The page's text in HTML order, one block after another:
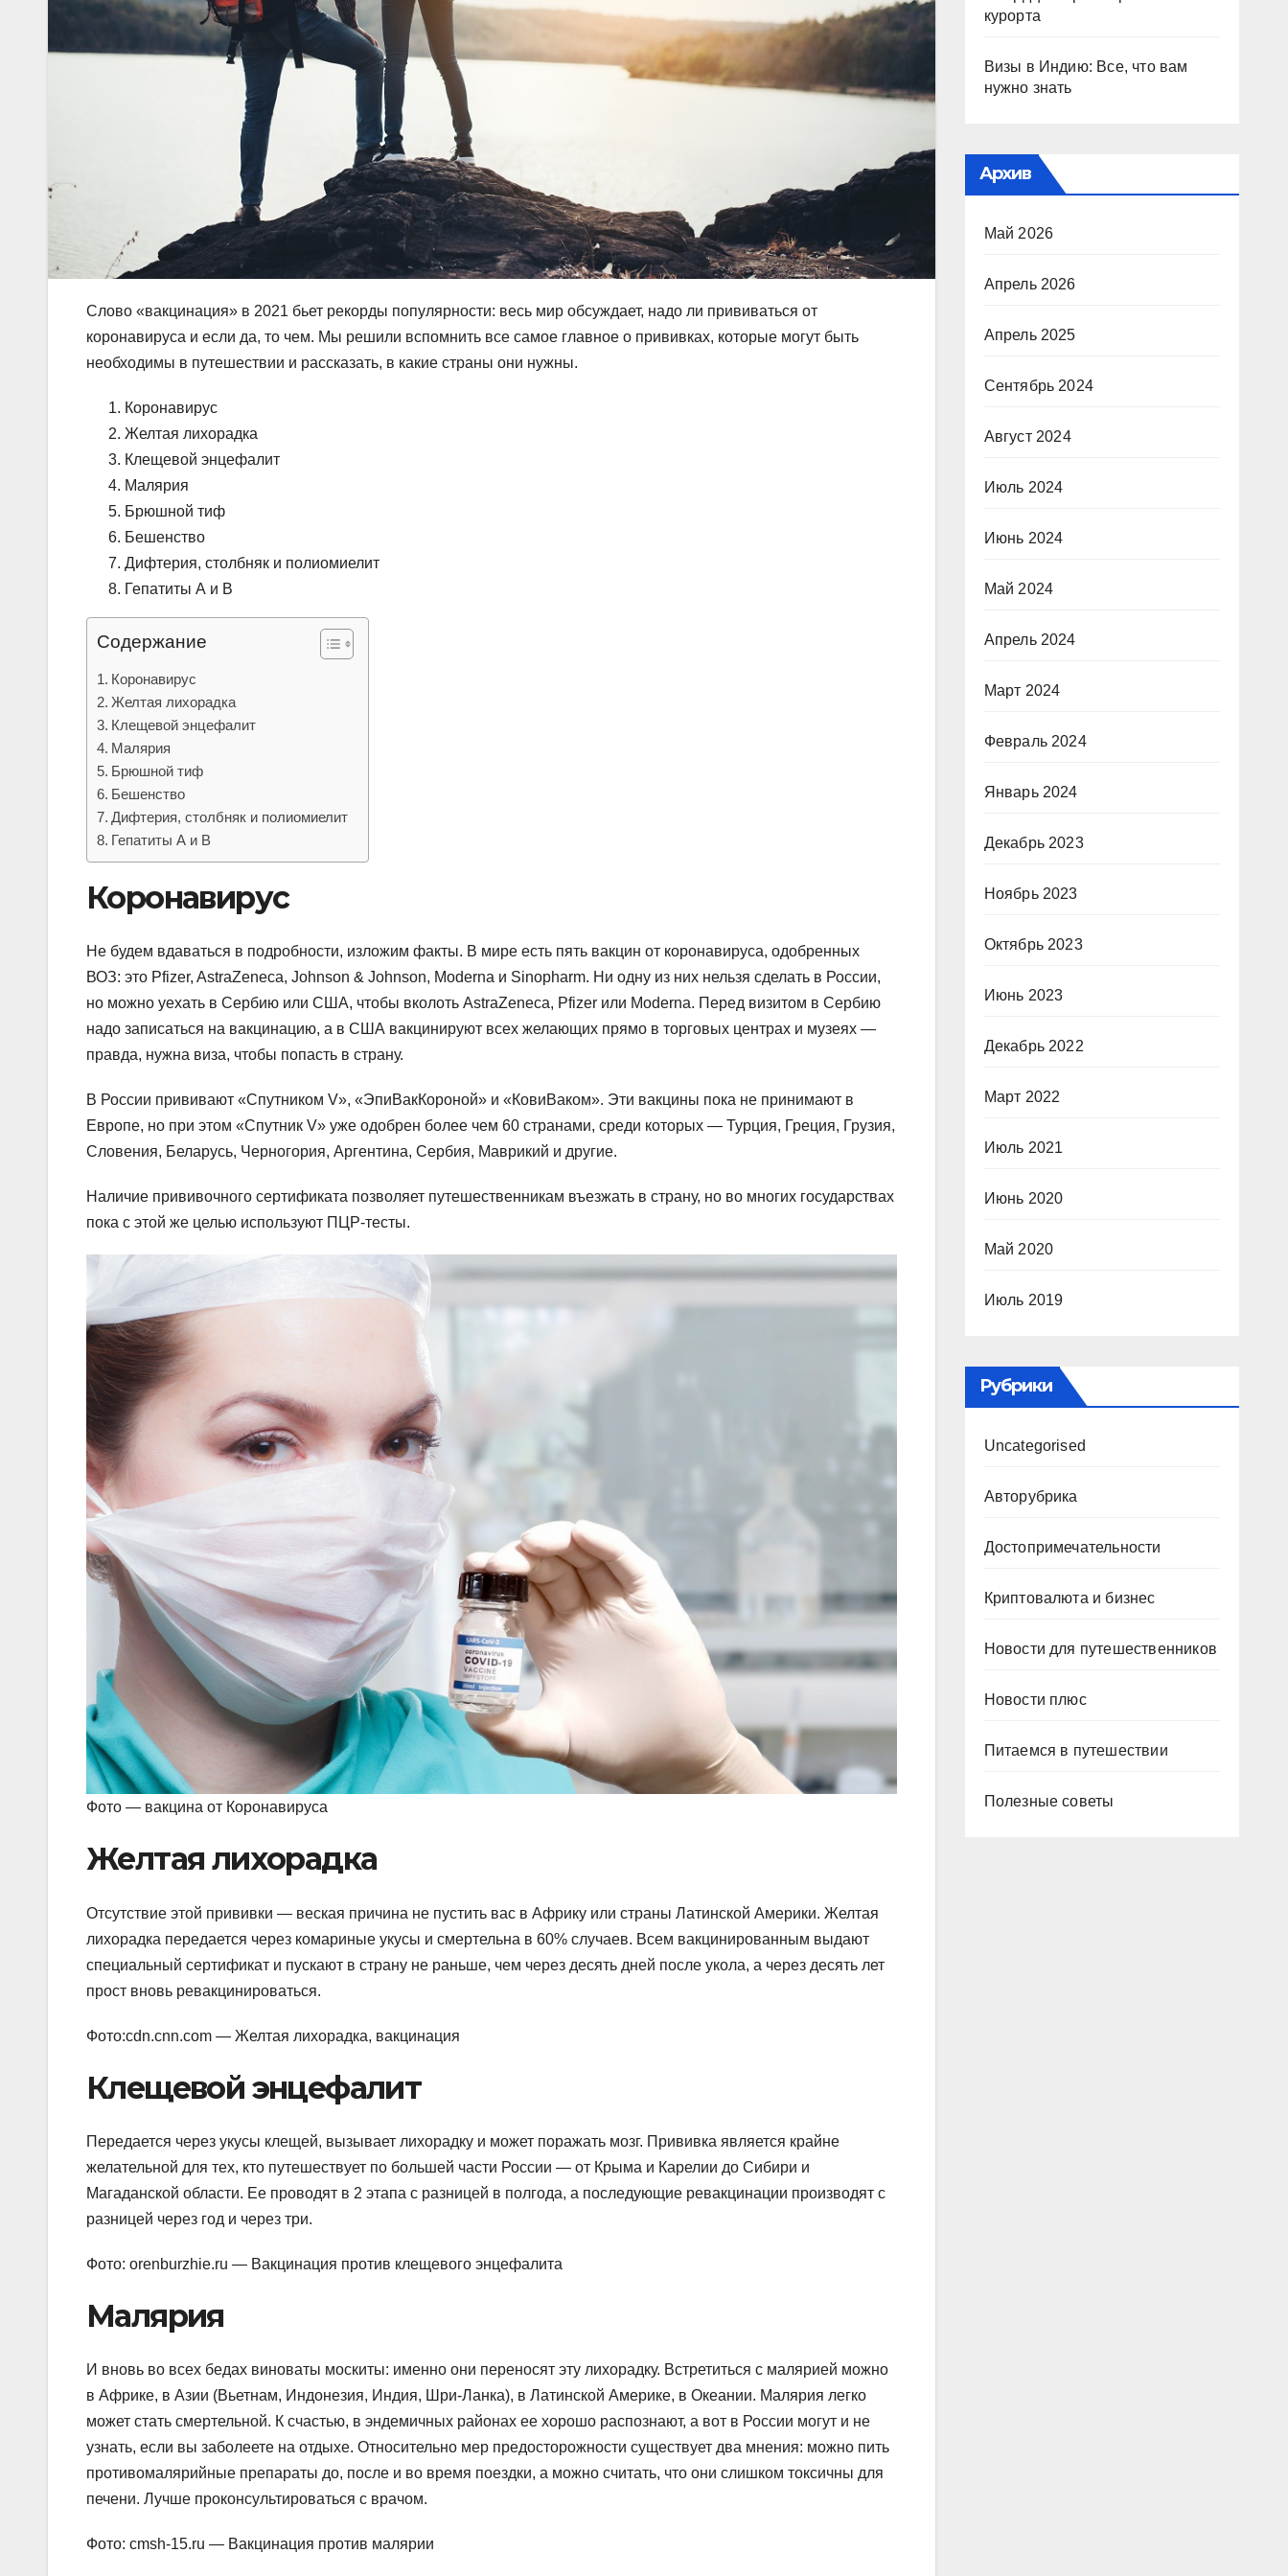
Слово «вакцинация» в 2021 бьет рекорды популярности: весь мир обсуждает, надо ли прививаться от
коронавируса и если да, то чем. Мы решили вспомнить все самое главное о прививках, которые могут быть
необходимы в путешествии и рассказать, в какие страны они нужны.
Коронавирус
Желтая лихорадка
Клещевой энцефалит
Малярия
Брюшной тиф
Бешенство
Дифтерия, столбняк и полиомиелит
Гепатиты А и В
Содержание
Коронавирус
Желтая лихорадка
Клещевой энцефалит
Малярия
Брюшной тиф
Бешенство
Дифтерия, столбняк и полиомиелит
Гепатиты А и В
Коронавирус
Не будем вдаваться в подробности, изложим факты. В мире есть пять вакцин от коронавируса, одобренных
ВОЗ: это Pfizer, AstraZeneca, Johnson & Johnson, Modernа и Sinopharm. Ни одну из них нельзя сделать в России,
но можно уехать в Сербию или США, чтобы вколоть AstraZeneca, Pfizer или Moderna. Перед визитом в Сербию
надо записаться на вакцинацию, а в США вакцинируют всех желающих прямо в торговых центрах и музеях —
правда, нужна виза, чтобы попасть в страну.
В России прививают «Спутником V», «ЭпиВакКороной» и «КовиВаком». Эти вакцины пока не принимают в
Европе, но при этом «Спутник V» уже одобрен более чем 60 странами, среди которых — Турция, Греция, Грузия,
Словения, Беларусь, Черногория, Аргентина, Сербия, Маврикий и другие.
Наличие прививочного сертификата позволяет путешественникам въезжать в страну, но во многих государствах
пока с этой же целью используют ПЦР-тесты.
Фото — вакцина от Коронавируса
Желтая лихорадка
Отсутствие этой прививки — веская причина не пустить вас в Африку или страны Латинской Америки. Желтая
лихорадка передается через комариные укусы и смертельна в 60% случаев. Всем вакцинированным выдают
специальный сертификат и пускают в страну не раньше, чем через десять дней после укола, а через десять лет
прост вновь ревакцинироваться.
Фото:cdn.cnn.com — Желтая лихорадка, вакцинация
Клещевой энцефалит
Передается через укусы клещей, вызывает лихорадку и может поражать мозг. Прививка является крайне
желательной для тех, кто путешествует по большей части России — от Крыма и Карелии до Сибири и
Магаданской области. Ее проводят в 2 этапа с разницей в полгода, а последующие ревакцинации производят с
разницей через год и через три.
Фото: orenburzhie.ru — Вакцинация против клещевого энцефалита
Малярия
И вновь во всех бедах виноваты москиты: именно они переносят эту лихорадку. Встретиться с малярией можно
в Африке, в Азии (Вьетнам, Индонезия, Индия, Шри-Ланка), в Латинской Америке, в Океании. Малярия легко
может стать смертельной. К счастью, в эндемичных районах ее хорошо распознают, а вот в России могут и не
узнать, если вы заболеете на отдыхе. Относительно мер предосторожности существует два мнения: можно пить
противомалярийные препараты до, после и во время поездки, а можно считать, что они слишком токсичны для
печени. Лучше проконсультироваться с врачом.
Фото: cmsh-15.ru — Вакцинация против малярии
курорта
Визы в Индию: Все, что вам
нужно знать
Архив
Май 2026
Апрель 2026
Апрель 2025
Сентябрь 2024
Август 2024
Июль 2024
Июнь 2024
Май 2024
Апрель 2024
Март 2024
Февраль 2024
Январь 2024
Декабрь 2023
Ноябрь 2023
Октябрь 2023
Июнь 2023
Декабрь 2022
Март 2022
Июль 2021
Июнь 2020
Май 2020
Июль 2019
Рубрики
Uncategorised
Авторубрика
Достопримечательности
Криптовалюта и бизнес
Новости для путешественников
Новости плюс
Питаемся в путешествии
Полезные советы